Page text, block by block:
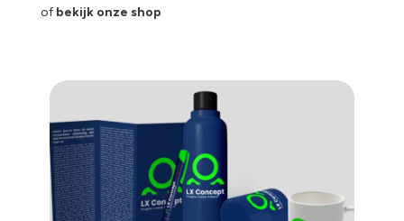
ofbekijk onze shop